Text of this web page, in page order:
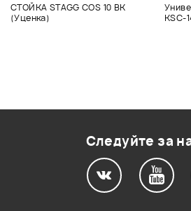
СТОЙКА STAGG COS 10 BK
(Уценка)
KSC-
Следуйте за